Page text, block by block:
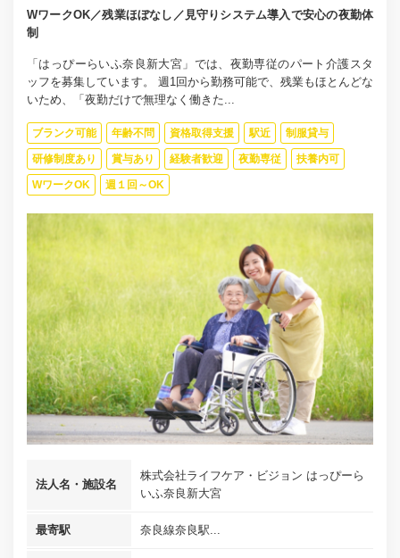
WワークOK／残業ほぼなし／見守りシステム導入で安心の夜勤体
制
「はっぴーらいふ奈良新大宮」では、夜勤専従のパート介護スタ
ッフを募集しています。 週1回から勤務可能で、残業もほとんどな
いため、「夜勤だけで無理なく働きた...
ブランク可能 年齢不問 資格取得支援 駅近 制服貸与
研修制度あり 賞与あり 経験者歓迎 夜勤専従 扶養内可
WワークOK 週１回～OK
法人名・施設名
株式会社ライフケア・ビジョン はっぴーら
いふ奈良新大宮
最寄駅 奈良線奈良駅...